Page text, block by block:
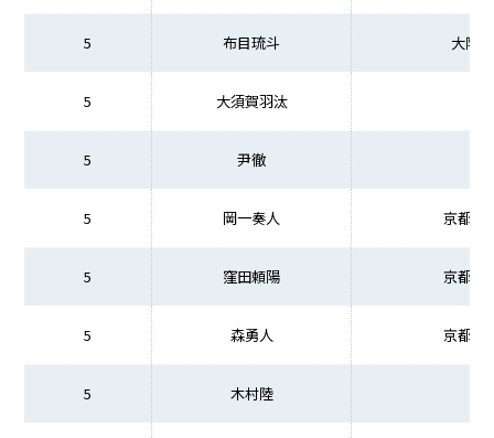
5 布目琉斗 大阪
5 大須賀羽汰
5 尹徹
5 岡一奏人 京都先
5 窪田頼陽 京都先
5 森勇人 京都先
5 木村陸